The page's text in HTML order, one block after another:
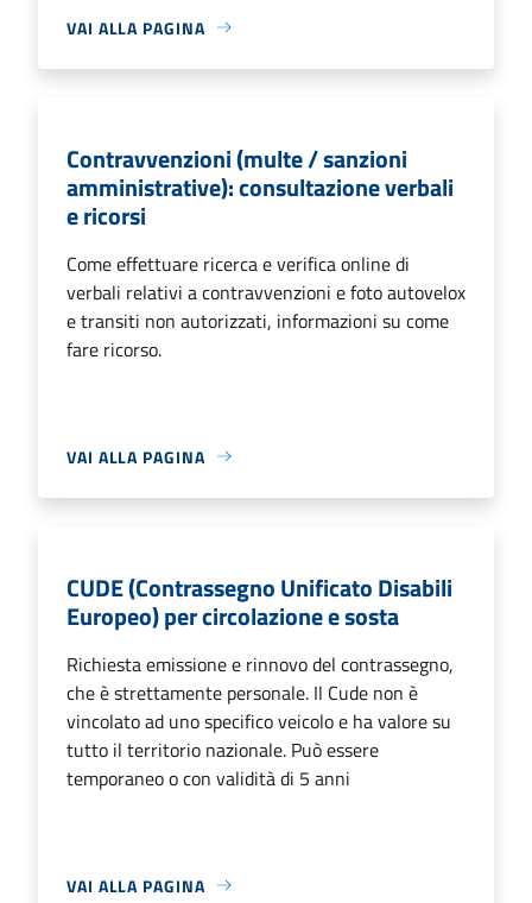
VAI ALLA PAGINA
Contravvenzioni (multe / sanzioni
amministrative): consultazione verbali
e ricorsi
Come effettuare ricerca e verifica online di
verbali relativi a contravvenzioni e foto autovelox
e transiti non autorizzati, informazioni su come
fare ricorso.
VAI ALLA PAGINA
CUDE (Contrassegno Unificato Disabili
Europeo) per circolazione e sosta
Richiesta emissione e rinnovo del contrassegno,
che è strettamente personale. Il Cude non è
vincolato ad uno specifico veicolo e ha valore su
tutto il territorio nazionale. Può essere
temporaneo o con validità di 5 anni
VAI ALLA PAGINA